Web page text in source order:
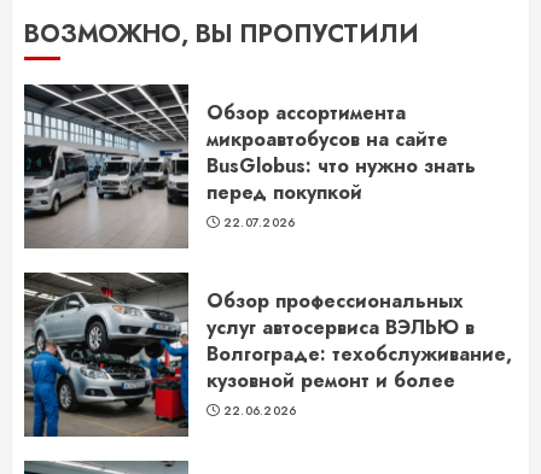
ВОЗМОЖНО, ВЫ ПРОПУСТИЛИ
Обзор ассортимента
микроавтобусов на сайте
BusGlobus: что нужно знать
перед покупкой
22.07.2026
Обзор профессиональных
услуг автосервиса ВЭЛЬЮ в
Волгограде: техобслуживание,
кузовной ремонт и более
22.06.2026